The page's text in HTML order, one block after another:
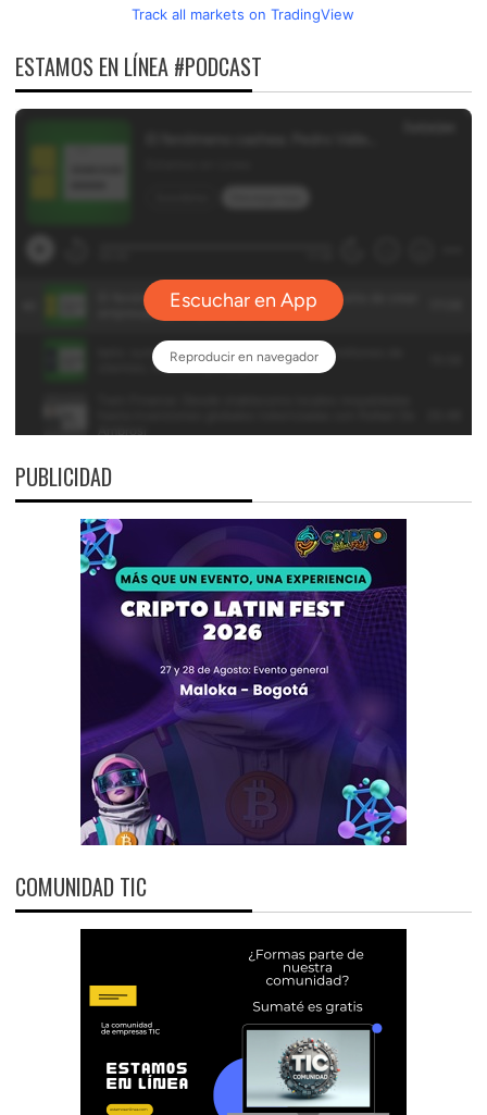
Track all markets on TradingView
ESTAMOS EN LÍNEA #PODCAST
PUBLICIDAD
COMUNIDAD TIC